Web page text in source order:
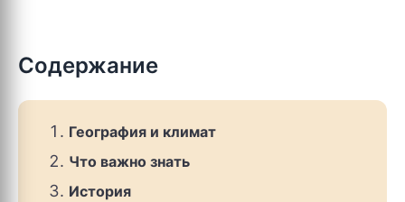
Содержание
География и климат
Что важно знать
История